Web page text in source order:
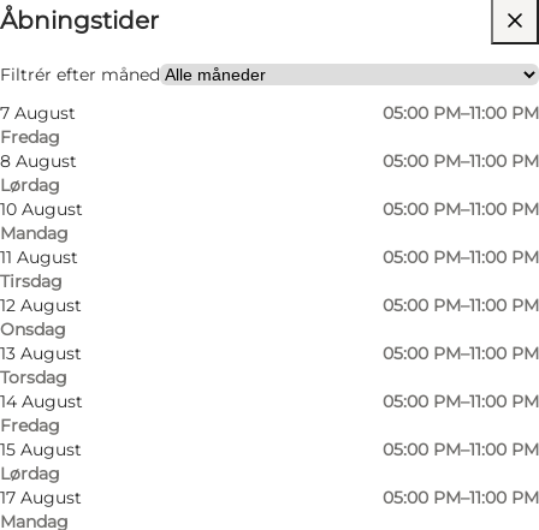
Åbningstider
Filtrér efter måned
7 August
Fredag
05:00 PM–11:00 PM
8 August
Lørdag
05:00 PM–11:00 PM
10 August
Mandag
05:00 PM–11:00 PM
11 August
Tirsdag
05:00 PM–11:00 PM
12 August
Onsdag
05:00 PM–11:00 PM
13 August
Torsdag
05:00 PM–11:00 PM
14 August
Fredag
05:00 PM–11:00 PM
15 August
Lørdag
05:00 PM–11:00 PM
17 August
Mandag
05:00 PM–11:00 PM
⌘ Michelin Bib Gourmand
Besøg hjemmeside